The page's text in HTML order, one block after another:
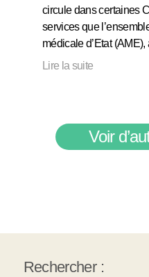
circule dans certaines
services que
médicale d’Etat
Lire la suite
Voir
Rechercher :